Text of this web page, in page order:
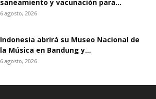
saneamiento y vacunación para...
6 agosto, 2026
Indonesia abrirá su Museo Nacional de
la Música en Bandung y...
6 agosto, 2026